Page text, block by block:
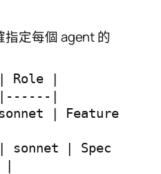
指定每個 agent 的
Role |
|
| Feature
sonnet | Spec